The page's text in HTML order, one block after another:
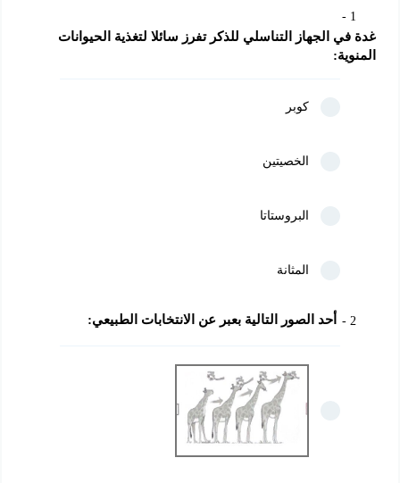
1
المنوية:
كوبر
الخصيتين
البروستاتا
المثانة
2 أحد الصور التالية بعبر عن الانتخابات الطبيعي: